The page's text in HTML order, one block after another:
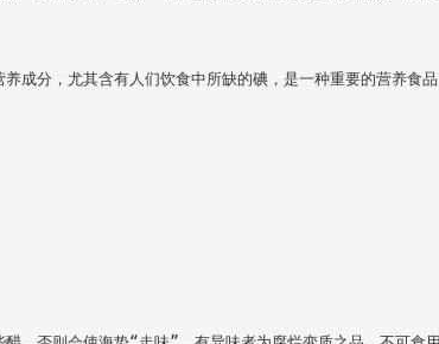
成分，尤其含有人们饮食中所缺的碘，是一种重要的营养